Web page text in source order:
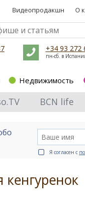
Видеопродакшн О
+34 93 272
пн-сб. в
Недвижимость
BCN life
Я согласен с
кенгуренок